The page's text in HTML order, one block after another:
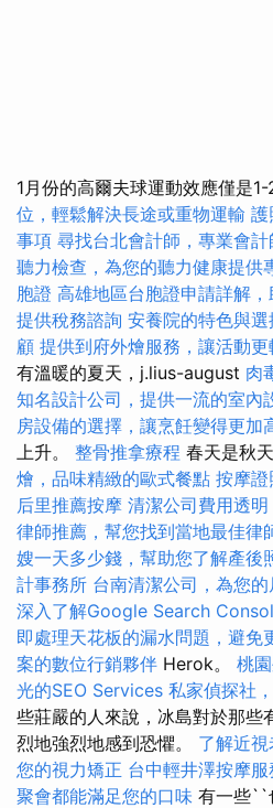
1月份的高爾夫球運動效應僅是1-
位，輕鬆解決長途或重物運輸 護
事項 尋找台北會計師，專業會
聽力檢查，為您的聽力健康提供
胞證 高雄地區台胞證申請詳解
提供稅務諮詢 安養院的特色與
顧 提供到府外燴服務，讓活動更
有溫暖的夏天，j.lius-august 肉
知名設計公司，提供一流的室內
房設備的選擇，讓烹飪變得更加
上升。 整骨推拿療程 春天是秋
燴，品味精緻的歐式餐點 按摩
后里推薦按摩 清潔公司費用透
律師推薦，幫您找到當地最佳律
嫂一天多少錢，幫助您了解產後
計事務所 台南清潔公司，為您
深入了解Google Search
即處理天花板的漏水問題，避免
案的數位行銷夥伴 Herok。 桃
光的SEO Services 私家偵探社
些莊嚴的人來說，冰島對於那些
烈地強烈地感到恐懼。 了解近
您的視力矯正 台中輕井澤按摩服
聚會都能滿足您的口味 有一些``